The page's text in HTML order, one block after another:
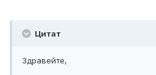
Цитат
Здравейте,